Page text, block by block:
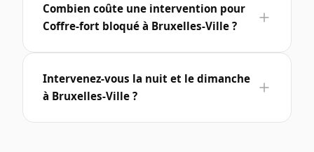
Combien coûte une intervention pour
Coffre-fort bloqué à Bruxelles-Ville ?
Intervenez-vous la nuit et le dimanche
à Bruxelles-Ville ?